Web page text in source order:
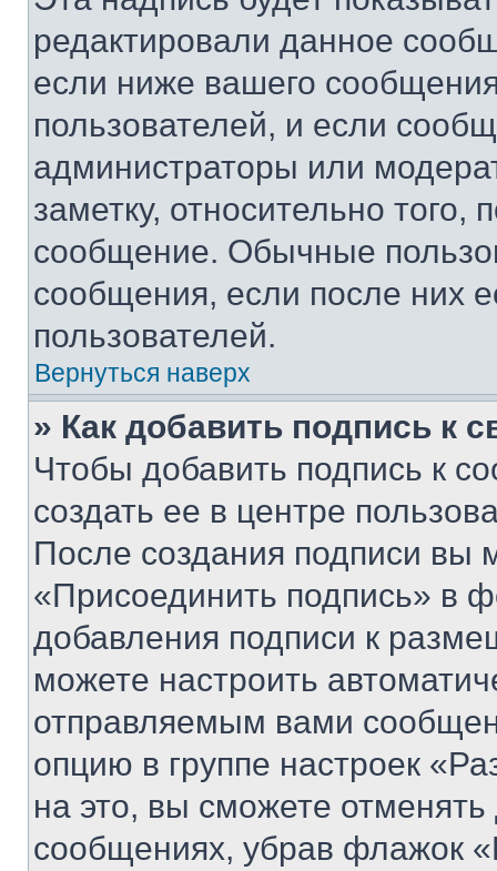
редактировали данное
если ниже вашего
пользователей, и если
администраторы или
заметку, относительно
сообщение. Обычные
сообщения, если после них
пользователей.
Вернуться наверх
» Как добавить подпись к
Чтобы добавить подпись к
создать ее в центре
После создания подписи вы
«Присоединить подпись» в
добавления подписи к
можете настроить
отправляемым вами
опцию в группе настроек
на это, вы сможете
сообщениях, убрав флажок